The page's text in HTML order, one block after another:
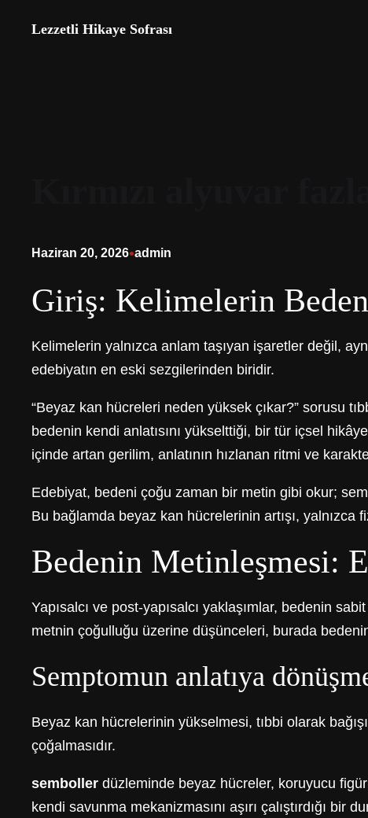
Lezzetli Hikaye Sofrası
Haziran 20, 2026•admin
Giriş: Kelimelerin
Kelimelerin yalnızca anlam taşıyan işaretler değil,
edebiyatın en eski sezgilerinden biridir.
“Beyaz kan hücreleri neden yüksek çıkar?” sorusu
bedenin kendi anlatısını yükselttiği, bir tür içsel
içinde artan gerilim, anlatının hızlanan ritmi ve
Edebiyat, bedeni çoğu zaman bir metin gibi okur;
Bu bağlamda beyaz kan hücrelerinin artışı, yalnızca
Bedenin Metinleşmesi:
Yapısalcı ve post-yapısalcı yaklaşımlar, bedenin
metnin çoğulluğu üzerine düşünceleri, burada
Semptomun anlatıya
Beyaz kan hücrelerinin yükselmesi, tıbbi olarak
çoğalmasıdır.
semboller düzleminde beyaz hücreler, koruyucu
kendi savunma mekanizmasını aşırı çalıştırdığı bir